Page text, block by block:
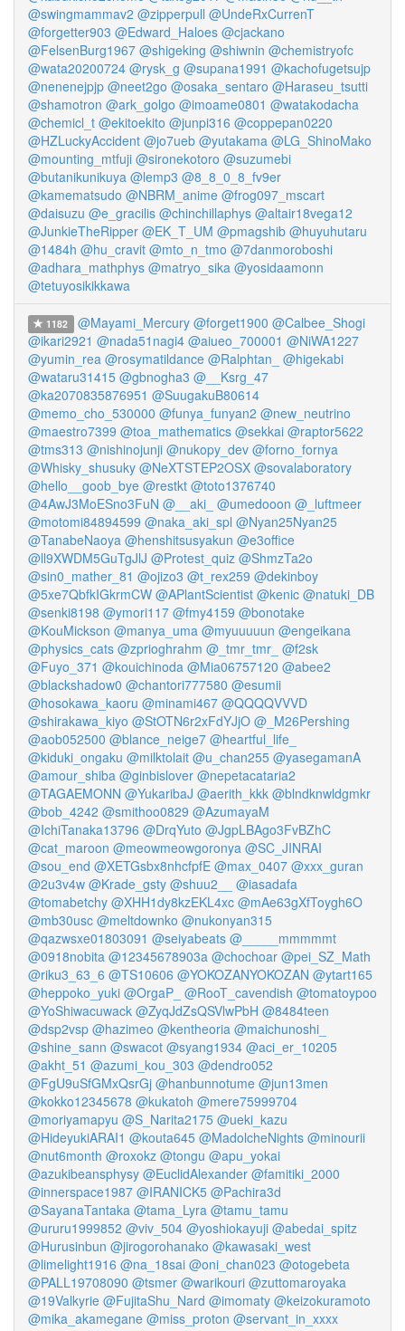
@swingmammav2 @zipperpull @UndeRxCurrenT
@forgetter903 @Edward_Haloes @cjackano
@FelsenBurg1967 @shigeking @shiwnin @chemistryofc
@wata20200724 @rysk_g @supana1991 @kachofugetsujp
@nenenejpjp @neet2go @osaka_sentaro @Haraseu_tsutti
@shamotron @ark_golgo @imoame0801 @watakodacha
@chemicl_t @ekitoekito @junpi316 @coppepan0220
@HZLuckyAccident @jo7ueb @yutakama @LG_ShinoMako
@mounting_mtfuji @sironekotoro @suzumebi
@butanikunikuya @lemp3 @8_8_0_8_fv9er
@kamematsudo @NBRM_anime @frog097_mscart
@daisuzu @e_gracilis @chinchillaphys @altair18vega12
@JunkieTheRipper @EK_T_UM @pmagshib @huyuhutaru
@1484h @hu_cravit @mto_n_tmo @7danmoroboshi
@adhara_mathphys @matryo_sika @yosidaamonn
@tetuyosikikkawa
1182 @Mayami_Mercury @forget1900 @Calbee_Shogi
@ikari2921 @nada51nagi4 @aiueo_700001 @NiWA1227
@yumin_rea @rosymatildance @Ralphtan_
@higekabi
@wataru31415 @gbnogha3 @__Ksrg_47
@ka2070835876951 @SuugakuB80614
@memo_cho_530000 @funya_funyan2 @new_neutrino
@maestro7399 @toa_mathematics @sekkai @raptor5622
@tms313 @nishinojunji @nukopy_dev @forno_fornya
@Whisky_shusuky @NeXTSTEP2OSX @sovalaboratory
@hello__goob_bye @restkt @toto1376740
@4AwJ3MoESno3FuN @__aki_ @umedooon @_luftmeer
@motomi84894599 @naka_aki_spl @Nyan25Nyan25
@TanabeNaoya @henshitsusyakun @e3office
@ll9XWDM5GuTgJlJ @Protest_quiz @ShmzTa2o
@sin0_mather_81 @ojizo3 @t_rex259 @dekinboy
@5xe7QbfkIGkrmCW @APlantScientist @kenic @natuki_DB
@senki8198 @ymori117 @fmy4159 @bonotake
@KouMickson @manya_uma @myuuuuun @engeikana
@physics_cats @zprioghrahm @_tmr_tmr_ @f2sk
@Fuyo_371 @kouichinoda @Mia06757120 @abee2
@blackshadow0 @chantori777580 @esumii
@hosokawa_kaoru @minami467 @QQQQVVVD
@shirakawa_kiyo @StOTN6r2xFdYJjO @_M26Pershing
@aob052500 @blance_neige7 @heartful_life_
@kiduki_ongaku @milktolait @u_chan255 @yasegamanA
@amour_shiba @ginbislover @nepetacataria2
@TAGAEMONN @YukaribaJ @aerith_kkk @blndknwldgmkr
@bob_4242 @smithoo0829 @AzumayaM
@IchiTanaka13796 @DrqYuto @JgpLBAgo3FvBZhC
@cat_maroon @meowmeowgoronya @SC_JINRAI
@sou_end @XETGsbx8nhcfpfE @max_0407 @xxx_guran
@2u3v4w @Krade_gsty @shuu2__
@iasadafa
@tomabetchy @XHH1dy8kzEKL4xc @mAe63gXfToygh6O
@mb30usc @meltdownko @nukonyan315
@qazwsxe01803091 @seiyabeats @_____mmmmmt
@0918nobita @12345678903a @chochoar @pei_SZ_Math
@riku3_63_6 @TS10606 @YOKOZANYOKOZAN @ytart165
@heppoko_yuki @OrgaP_ @RooT_cavendish @tomatoypoo
@YoShiwacuwack @ZyqJdZsQSVlwPbH @8484teen
@dsp2vsp @hazimeo @kentheoria @maichunoshi_
@shine_sann @swacot @syang1934 @aci_er_10205
@akht_51 @azumi_kou_303 @dendro052
@FgU9uSfGMxQsrGj @hanbunnotume @jun13men
@kokko12345678 @kukatoh @mere75999704
@moriyamapyu @S_Narita2175 @ueki_kazu
@HideyukiARAI1 @kouta645 @MadolcheNights @minourii
@nut6month @roxokz @tongu @apu_yokai
@azukibeansphysy @EuclidAlexander @famitiki_2000
@innerspace1987 @IRANICK5 @Pachira3d
@SayanaTantaka @tama_Lyra @tamu_tamu
@ururu1999852 @viv_504 @yoshiokayuji @abedai_spitz
@Hurusinbun @jirogorohanako @kawasaki_west
@limelight1916 @na_18sai @oni_chan023 @otogebeta
@PALL19708090 @tsmer @warikouri @zuttomaroyaka
@19Valkyrie @FujitaShu_Nard @imomaty @keizokuramoto
@mika_akamegane @miss_proton @servant_in_xxxx